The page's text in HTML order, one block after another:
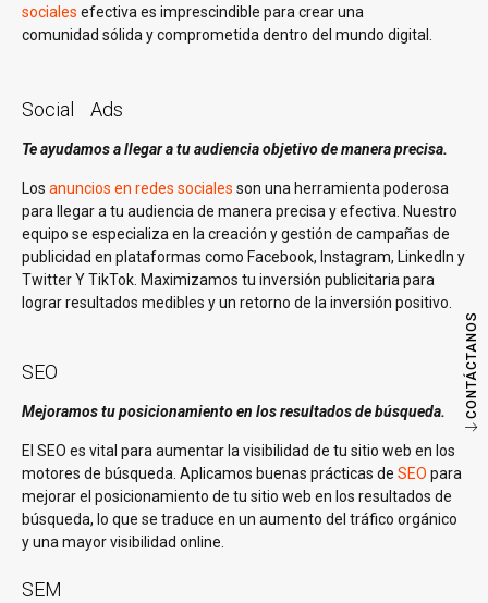
CONTÁCTANOS
sociales efectiva es imprescindible para crear una
comunidad sólida y comprometida dentro del mundo digital.
Social Ads
Te ayudamos a llegar a tu audiencia objetivo de manera precisa.
Los anuncios en redes sociales son una herramienta poderosa
para llegar a tu audiencia de manera precisa y efectiva. Nuestro
equipo se especializa en la creación y gestión de campañas de
publicidad en plataformas como Facebook, Instagram, LinkedIn y
Twitter Y TikTok. Maximizamos tu inversión publicitaria para
lograr resultados medibles y un retorno de la inversión positivo.
SEO
Mejoramos tu posicionamiento en los resultados de búsqueda.
El SEO es vital para aumentar la visibilidad de tu sitio web en los
motores de búsqueda. Aplicamos buenas prácticas de SEO para
mejorar el posicionamiento de tu sitio web en los resultados de
búsqueda, lo que se traduce en un aumento del tráfico orgánico
y una mayor visibilidad online.
SEM